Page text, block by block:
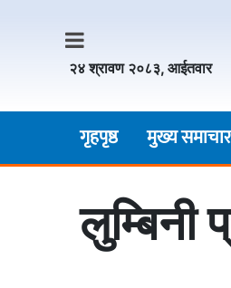
२४ श्रावण २०८३, आईतवार
गृहपृष्ठ मुख्य समाचार
लुम्बिनी